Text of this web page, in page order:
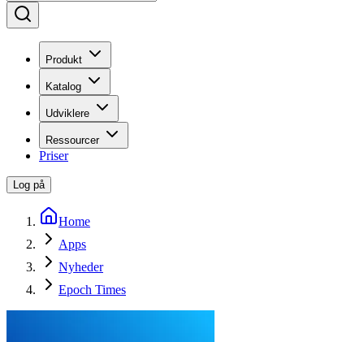
Produkt
Katalog
Udviklere
Ressourcer
Priser
Log på
Home
Apps
Nyheder
Epoch Times